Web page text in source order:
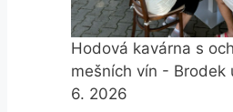
Hodová kavárna s
mešních vín - Brodek
6. 2026